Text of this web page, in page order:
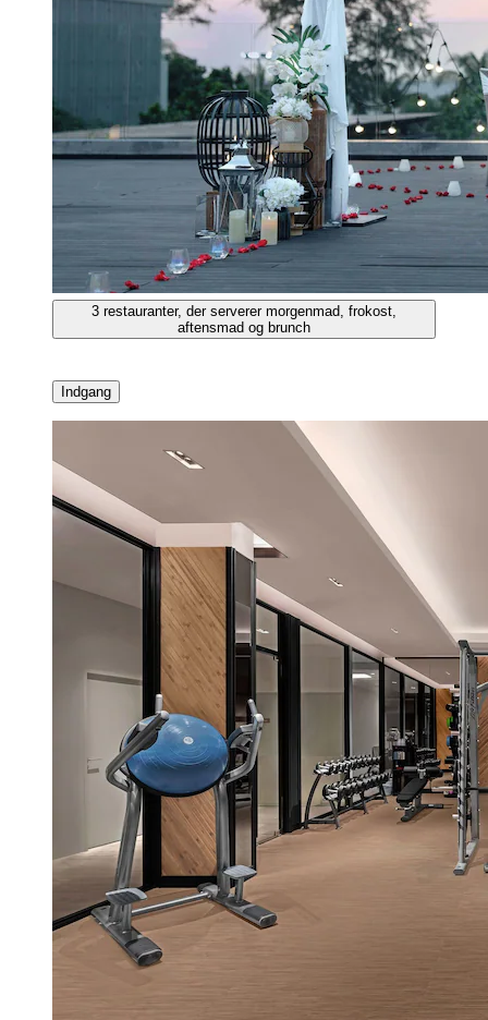
3 restauranter, der serverer morgenmad, frokost,
aftensmad og brunch
Indgang